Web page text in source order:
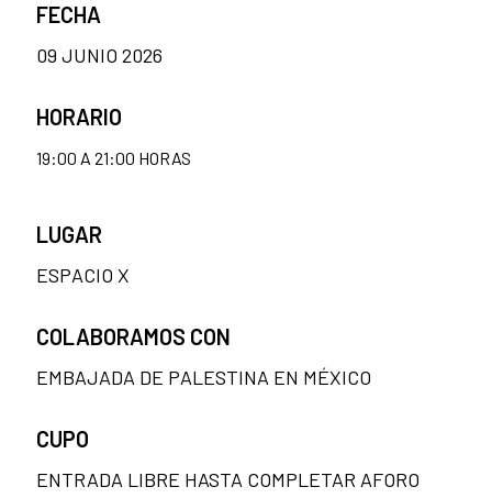
FECHA
09 JUNIO 2026
HORARIO
19:00 A 21:00 HORAS
LUGAR
ESPACIO X
COLABORAMOS CON
EMBAJADA DE PALESTINA EN MÉXICO
CUPO
ENTRADA LIBRE HASTA COMPLETAR AFORO